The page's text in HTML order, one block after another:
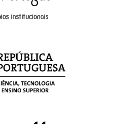
institucionais